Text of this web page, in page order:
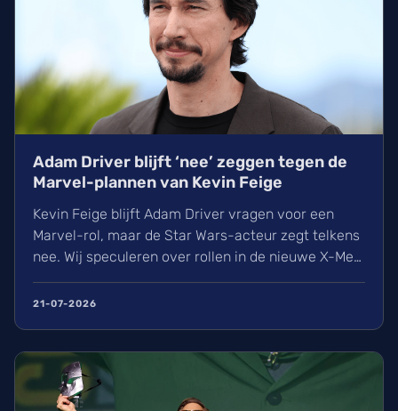
Adam Driver blijft ‘nee’ zeggen tegen de
Marvel-plannen van Kevin Feige
Kevin Feige blijft Adam Driver vragen voor een
Marvel-rol, maar de Star Wars-acteur zegt telkens
nee. Wij speculeren over rollen in de nieuwe X-Men
film, terwijl Driver liever kiest voor unieke
regisseurs zoals Scorsese en Spielberg. Ondanks
toekomst.
21-07-2026